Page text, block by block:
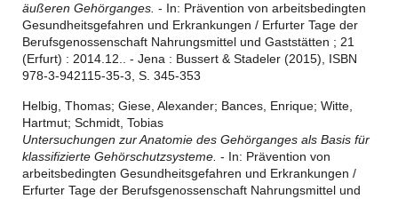
äußeren Gehörganges. - In: Prävention von arbeitsbedingten
Gesundheitsgefahren und Erkrankungen / Erfurter Tage der
Berufsgenossenschaft Nahrungsmittel und Gaststätten ; 21
(Erfurt) : 2014.12.. - Jena : Bussert & Stadeler (2015), ISBN
978-3-942115-35-3, S. 345-353
Helbig, Thomas; Giese, Alexander; Bances, Enrique; Witte,
Hartmut; Schmidt, Tobias
Untersuchungen zur Anatomie des Gehörganges als Basis für
klassifizierte Gehörschutzsysteme. - In: Prävention von
arbeitsbedingten Gesundheitsgefahren und Erkrankungen /
Erfurter Tage der Berufsgenossenschaft Nahrungsmittel und